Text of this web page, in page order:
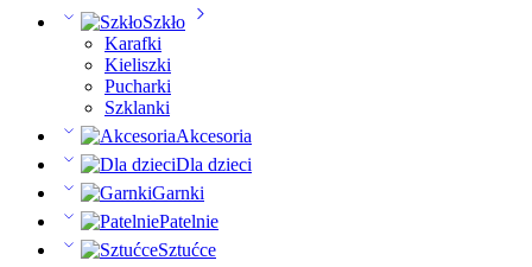
Szkło
Karafki
Kieliszki
Pucharki
Szklanki
Akcesoria
Dla dzieci
Garnki
Patelnie
Sztućce